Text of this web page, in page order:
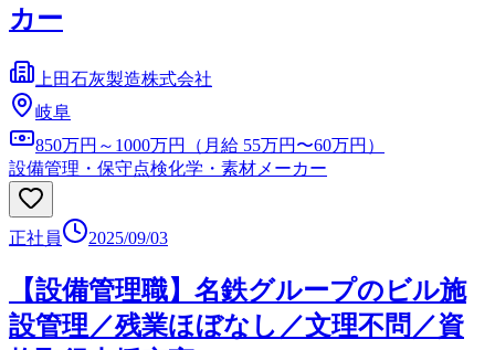
カー
上田石灰製造株式会社
岐阜
850万円～1000万円（月給 55万円〜60万円）
設備管理・保守点検化学・素材メーカー
正社員 2025/09/03
【設備管理職】名鉄グループのビル施
設管理／残業ほぼなし／文理不問／資